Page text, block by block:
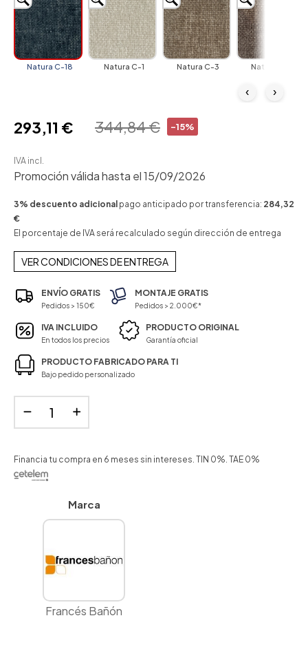
Natura C-18 Natura C-1 Natura C-3 Natura C-4
‹ ›
-15%
344,84 €
293,11 €
IVA incl.
Promoción válida hasta el 15/09/2026
3% descuento adicional pago anticipado por transferencia: 284,32
€
El porcentaje de IVA será recalculado según dirección de entrega
VER CONDICIONES DE ENTREGA
ENVÍO GRATIS
Pedidos > 150€
MONTAJE GRATIS
Pedidos > 2.000€*
IVA INCLUIDO
En todos los precios
PRODUCTO ORIGINAL
Garantía oficial
PRODUCTO FABRICADO PARA TI
Bajo pedido personalizado
Financia tu compra en 6 meses sin intereses. TIN 0%. TAE 0%
Marca
Francés Bañón